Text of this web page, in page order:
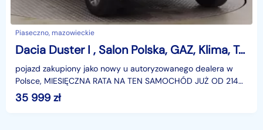
Piaseczno, mazowieckie
Dacia Duster I , Salon Polska, GAZ, Klima, Tempomat, Parktronic
pojazd zakupiony jako nowy u autoryzowanego dealera w
Polsce, MIESIĘCZNA RATA NA TEN SAMOCHÓD JUŻ OD 214
PLN*Podana w ogłoszeniu lokalizacja pojazdu jest aktua
35 999 zł